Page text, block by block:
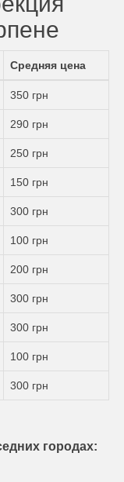
Средняя цена
350 грн
290 грн
250 грн
150 грн
300 грн
100 грн
200 грн
300 грн
300 грн
100 грн
300 грн
городах: